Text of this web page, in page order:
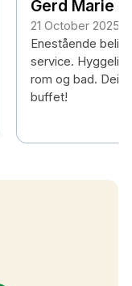
Gerd Marie
21 October 2025
Enestående
service.
rom og bad.
buffet!